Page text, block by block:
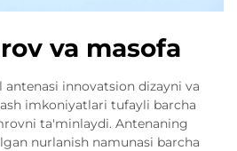
va masofa
innovatsion dizayni va
imkoniyatlari tufayli barcha
ta'minlaydi. Antenaning
nurlanish namunasi barcha